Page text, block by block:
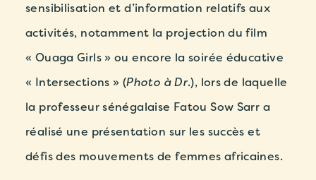
sensibilisation et d’information relatifs aux
activités, notamment la projection du film
« Ouaga Girls » ou encore lasoirée éducative
« Intersections » (Photo à Dr.), lors de laquelle
la professeur sénégalaise Fatou Sow Sarr a
réalisé une présentation sur les succès et
défis des mouvements de femmes africaines.